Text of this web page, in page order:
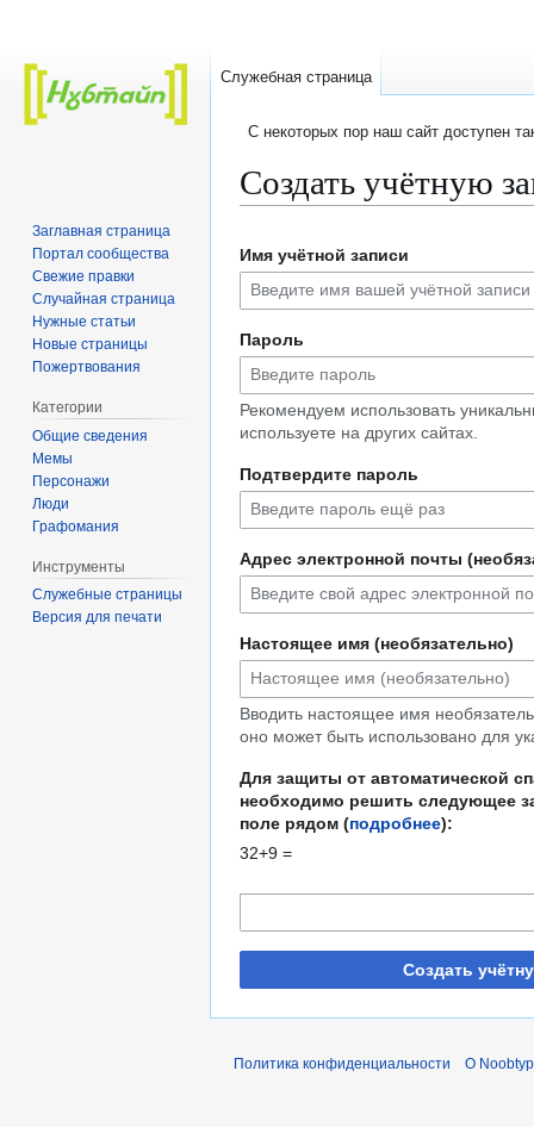
C некоторых пор наш сайт доступен
Создать учётную
к
навигации
к
поиску
Имя учётной записи
Пароль
Рекомендуем использовать
используете на других сайтах.
Подтвердите пароль
Адрес электронной почты
Настоящее имя (необязательно)
Вводить настоящее имя
оно может быть использовано для
Для защиты от автоматической
необходимо решить следующее
поле рядом (подробнее):
32+9 =
Создать
Служебная страница
Заглавная страница
Портал сообщества
Свежие правки
Случайная страница
Нужные статьи
Новые страницы
Пожертвования
Категории
Общие сведения
Мемы
Персонажи
Люди
Графомания
Инструменты
Служебные страницы
Версия для печати
Политика конфиденциальности О